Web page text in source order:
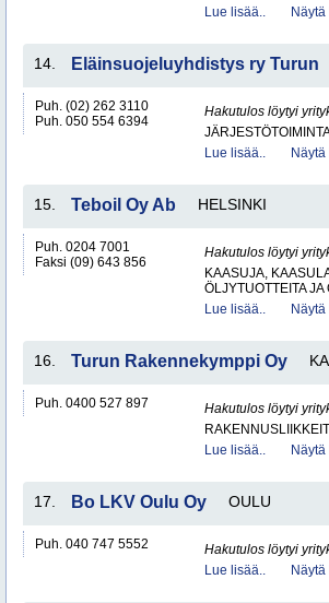
Lue lisää..
14. Eläinsuojeluyhdistys ry Turun
Puh. (02) 262 3110
Puh. 050 554 6394
Hakutulos löytyi
Lue lisää..
15. Teboil Oy Ab HELSINKI
Puh. 0204 7001
Faksi (09) 643 856
Hakutulos löytyi
KAASUJA,
ÖLJYTUOTTEITA
Lue lisää..
16. Turun Rakennekymppi Oy
Puh. 0400 527 897
Hakutulos löytyi
Lue lisää..
17. Bo LKV Oulu Oy OULU
Puh. 040 747 5552
Hakutulos löytyi
Lue lisää..